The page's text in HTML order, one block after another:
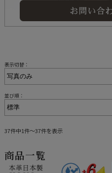
表示切替：
並び順：
37件中1件～37件を表示
商品一覧